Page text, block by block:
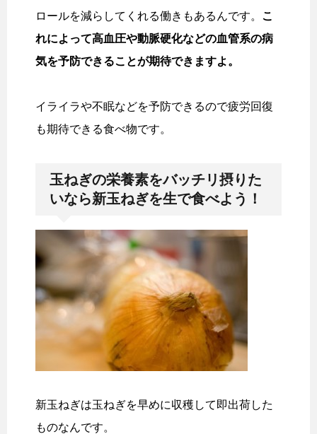
ロールを減らしてくれる働きもあるんです。 こ
れによって高血圧や動脈硬化などの血管系の病
気を予防できることが期待できますよ。
イライラや不眠などを予防できるので疲労回復
も期待できる食べ物です。
玉ねぎの栄養素をバッチリ摂りた
いなら新玉ねぎを生で食べよう！
新玉ねぎは玉ねぎを早めに収穫して即出荷した
ものなんです。